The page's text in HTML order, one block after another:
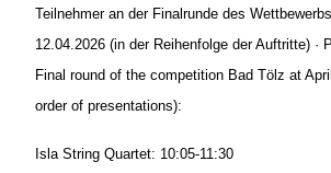
Teilnehmer an der Finalrunde des
12.04.2026 (in der Reihenfolge der Auftritte) ·
Final round of the competition Bad Tölz at
order of presentations):
Isla String Quartet: 10:05-11:30